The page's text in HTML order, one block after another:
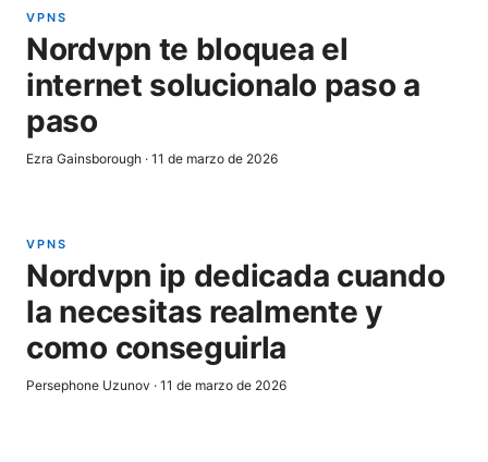
VPNS
Nordvpn te bloquea el
internet solucionalo paso a
paso
Ezra Gainsborough · 11 de marzo de 2026
VPNS
Nordvpn ip dedicada cuando
la necesitas realmente y
como conseguirla
Persephone Uzunov · 11 de marzo de 2026